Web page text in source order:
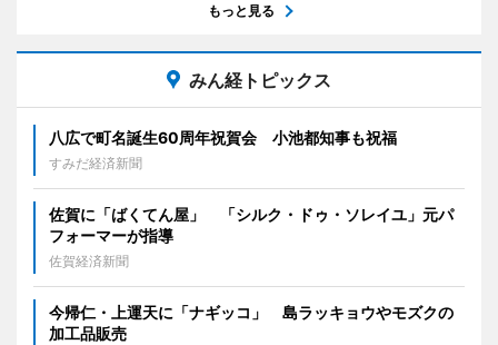
もっと見る
みん経トピックス
八広で町名誕生60周年祝賀会 小池都知事も祝福
すみだ経済新聞
佐賀に「ばくてん屋」 「シルク・ドゥ・ソレイユ」元パ
フォーマーが指導
佐賀経済新聞
今帰仁・上運天に「ナギッコ」 島ラッキョウやモズクの
加工品販売